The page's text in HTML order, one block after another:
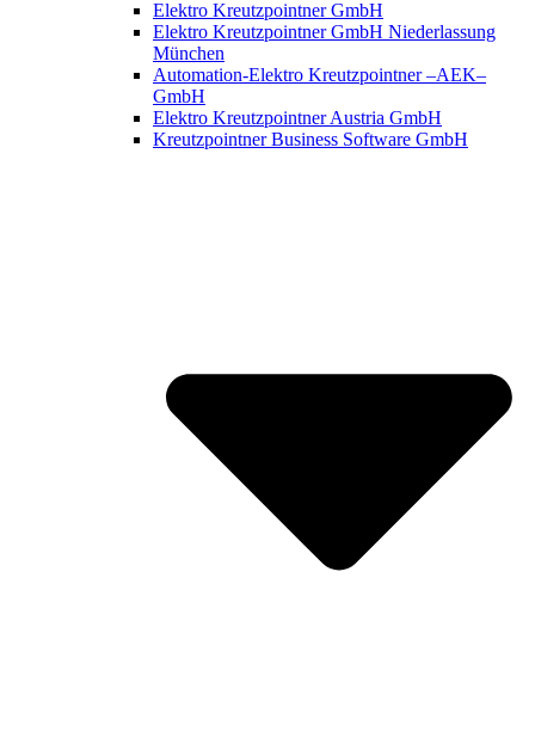
Elektro Kreutzpointner GmbH
Elektro Kreutzpointner GmbH Niederlassung
München
Automation-Elektro Kreutzpointner –AEK–
GmbH
Elektro Kreutzpointner Austria GmbH
Kreutzpointner Business Software GmbH